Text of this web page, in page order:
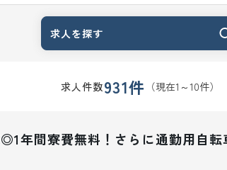
求人を探す
求人件数931件 （現在1 ～10件）
年間寮費無料！さらに通勤用自